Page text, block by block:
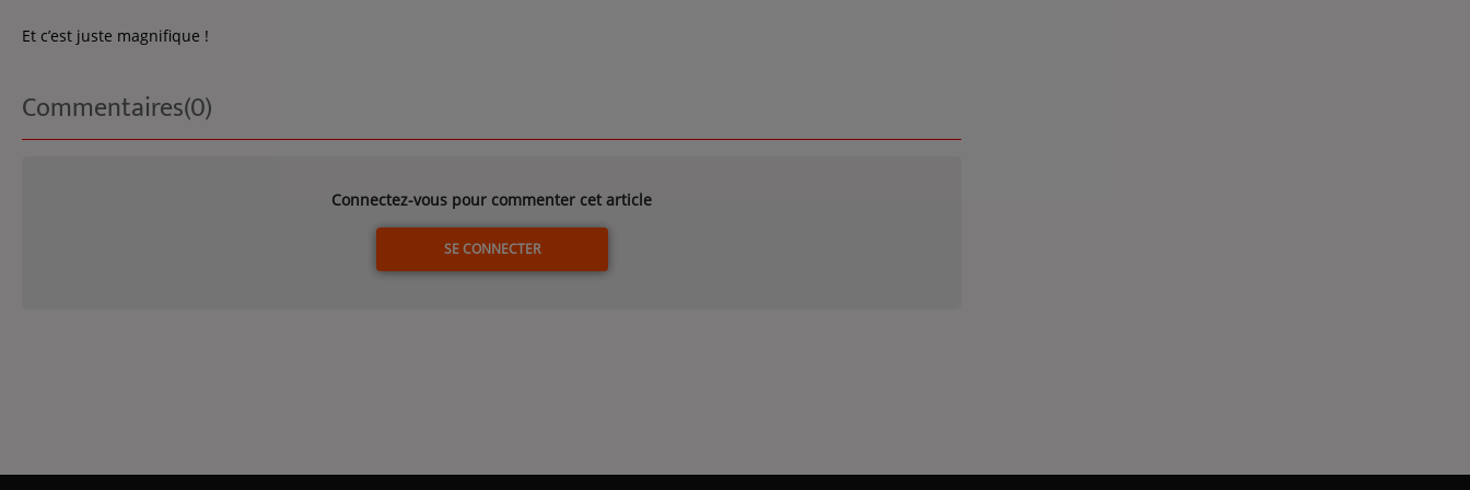
Et c’est juste magnifique !
Commentaires(0)
Connectez-vous pour commenter cet article
SE CONNECTER